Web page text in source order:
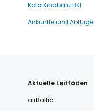
Kota Kinabalu BKI
Ankünfte und Abflüge
Aktuelle Leitfäden
airBaltic